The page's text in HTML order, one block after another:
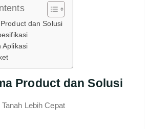
dan Solusi
Aplikasi
Product dan Solusi
Lebih Cepat